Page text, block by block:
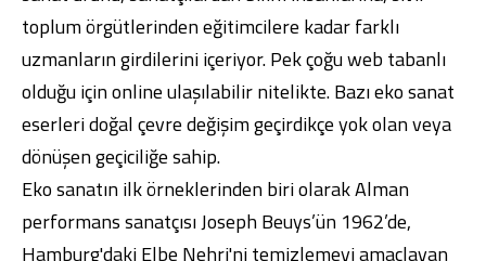
toplum örgütlerinden eğitimcilere kadar farklı
uzmanların girdilerini içeriyor. Pek çoğu web tabanlı
olduğu için online ulaşılabilir nitelikte. Bazı eko sanat
eserleri doğal çevre değişim geçirdikçe yok olan veya
dönüşen geçiciliğe sahip.
Eko sanatın ilk örneklerinden biri olarak Alman
performans sanatçısı Joseph Beuys’ün 1962’de,
Hamburg'daki Elbe Nehri'ni temizlemeyi amaçlayan